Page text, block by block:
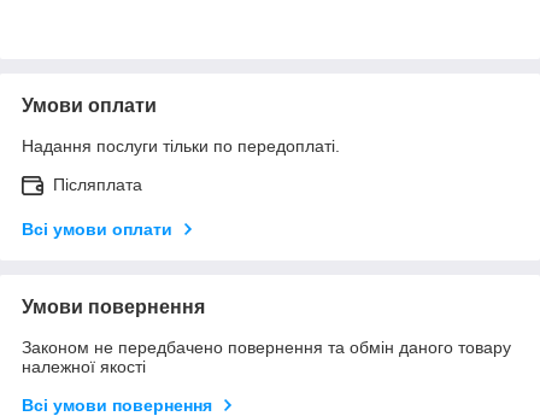
Умови оплати
Надання послуги тільки по передоплаті.
Післяплата
Всі умови оплати
Умови повернення
Законом не передбачено повернення та обмін даного товару
належної якості
Всі умови повернення